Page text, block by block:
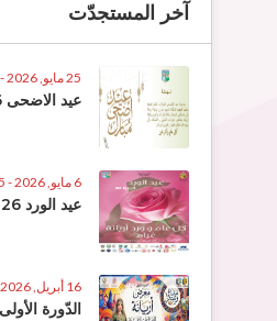
آخر المستجدّت
25 مايو, 2026 - 11:25
عيد الاضحى 2026
6 مايو, 2026 - 15:5
عيد الورد 2026
16 أبريل, 2026 - 13:28